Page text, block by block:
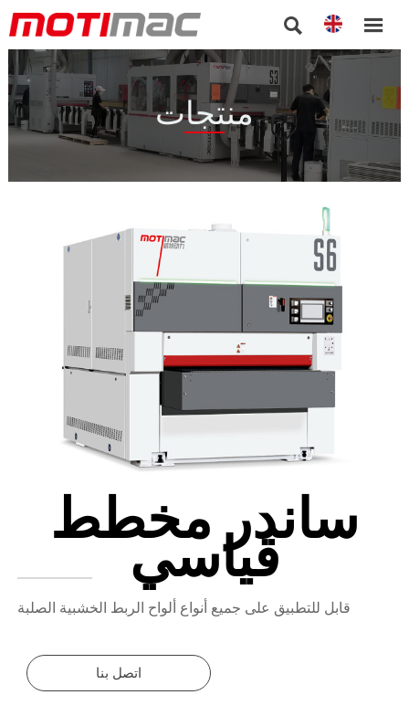
 
منتجات
ساندر مخطط
قياسي
قابل للتطبيق على جميع أنواع ألواح الربط الخشبية الصلبة
اتصل بنا